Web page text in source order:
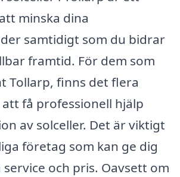
minska dina
samtidigt som du bidrar
framtid. För dem som
Tollarp, finns det flera
få professionell hjälp
av solceller. Det är viktigt
företag som kan ge dig
och pris. Oavsett om